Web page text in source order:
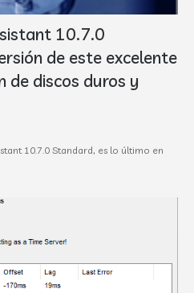
10.7.0
de este excelente
de discos duros y
10.7.0 Standard, es lo último en